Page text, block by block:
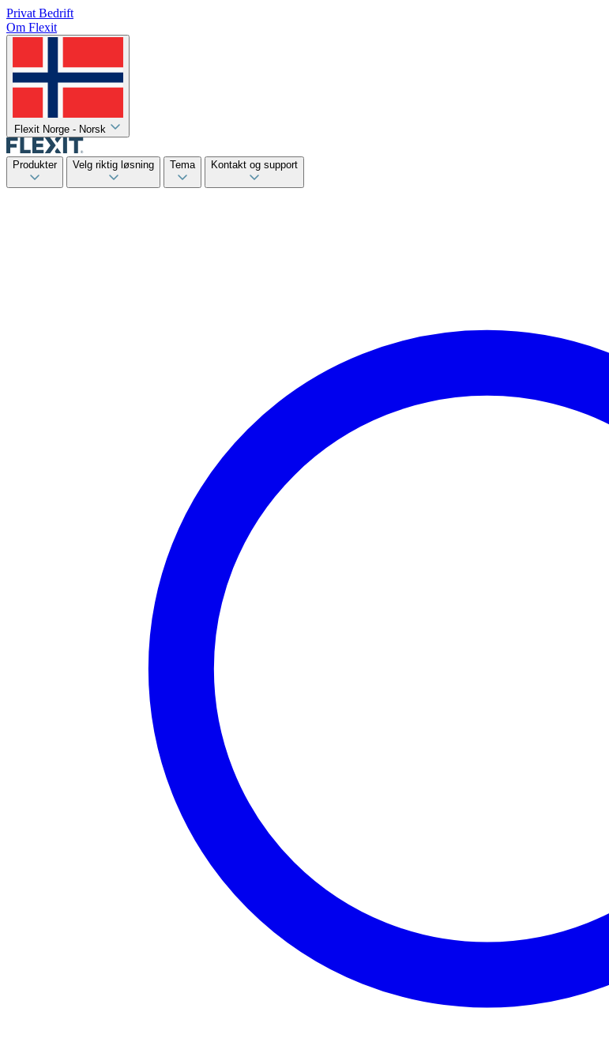
Privat Bedrift
Om Flexit
Flexit Norge - Norsk
Produkter Velg riktig løsning Tema Kontakt og support